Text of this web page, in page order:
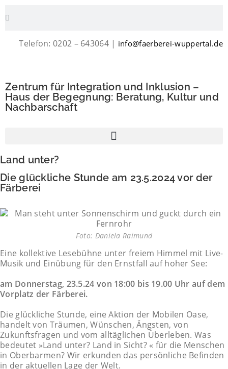
Telefon: 0202 – 643064 | info@faerberei-wuppertal.de
Zentrum für Integration und Inklusion –
Haus der Begegnung: Beratung, Kultur und
Nachbarschaft
Land unter?
Die glückliche Stunde am 23.5.2024 vor der
Färberei
Foto: Daniela Raimund
Eine kollektive Lesebühne unter freiem Himmel mit Live-
Musik und Einübung für den Ernstfall auf hoher See:
am Donnerstag, 23.5.24 von 18:00 bis 19.00 Uhr auf dem
Vorplatz der Färberei.
Die glückliche Stunde, eine Aktion der Mobilen Oase,
handelt von Träumen, Wünschen, Ängsten, von
Zukunftsfragen und vom alltäglichen Überleben. Was
bedeutet »Land unter? Land in Sicht? « für die Menschen
in Oberbarmen? Wir erkunden das persönliche Befinden
in der aktuellen Lage der Welt.